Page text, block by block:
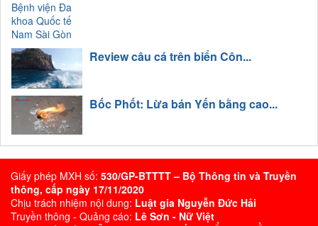
Review câu cá trên biển Côn...
Bốc Phốt: Lừa bán Yến bằng cao...
Giấy phép MXH số: 530/GP-BTTTT – Bộ Thông tin và Truyền
thông, cấp ngày 17/11/2020
Chịu trách nhiệm nội dung: Luật gia Nguyễn Đức Hải
Truyền thông - Quảng cáo: Lê Sơn - Nữ Việt